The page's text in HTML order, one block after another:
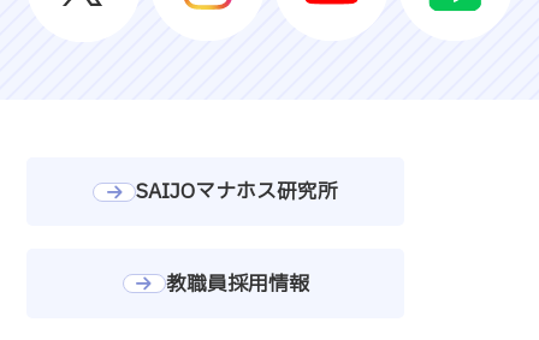
SAIJOマナホス研究所
教職員採用情報